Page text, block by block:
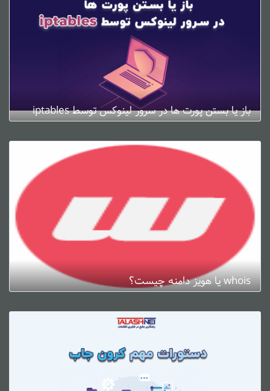
باز یا بستن پورت ها در سرور لینوکس توسط iptables
whois یا هویز دامنه چیست؟